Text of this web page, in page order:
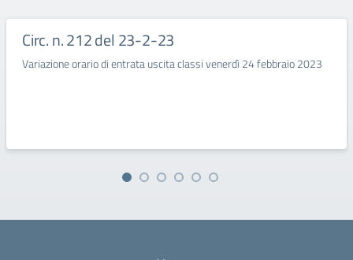
Circ. n. 212 del 23-2-23
Variazione orario di entrata uscita classi venerdì 24 febbraio 2023